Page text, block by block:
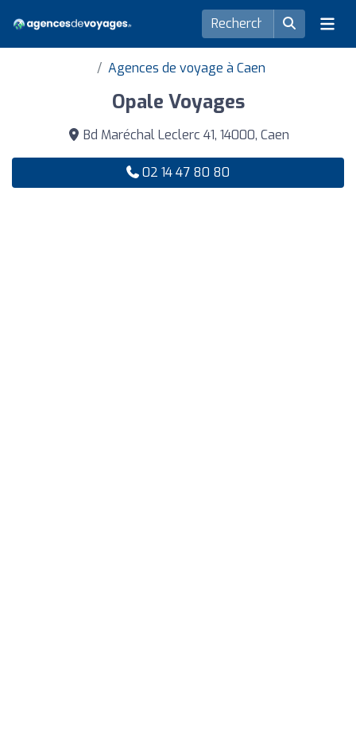
Agences de voyage à Caen
Opale Voyages
Bd Maréchal Leclerc 41, 14000, Caen
02 14 47 80 80